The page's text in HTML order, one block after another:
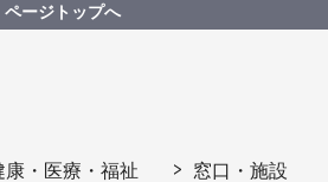
ページトップへ
康・医療・福祉 窓口・施設